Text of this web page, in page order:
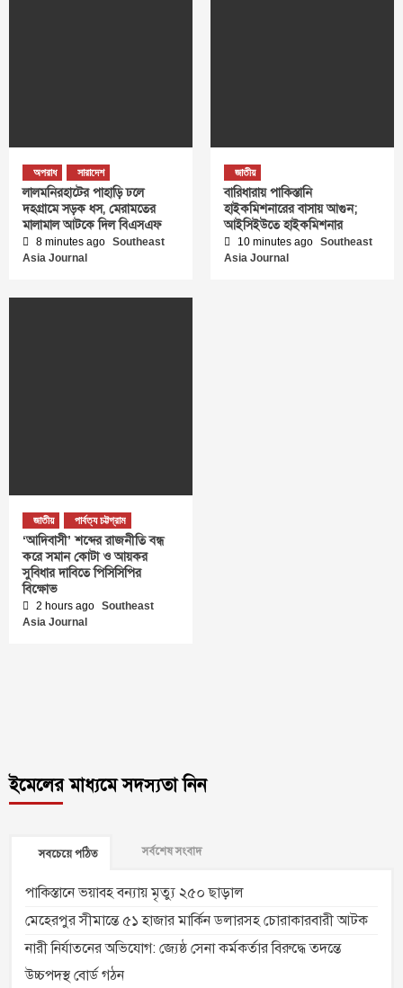
অপরাধ সারাদেশ
লালমনিরহাটের পাহাড়ি ঢলে
দহগ্রামে সড়ক ধস, মেরামতের
মালামাল আটকে দিল বিএসএফ
8 minutes ago Southeast
Asia Journal
জাতীয়
বারিধারায় পাকিস্তানি
হাইকমিশনারের বাসায় আগুন;
আইসিইউতে হাইকমিশনার
10 minutes ago Southeast
Asia Journal
জাতীয় পার্বত্য চট্টগ্রাম
‘আদিবাসী’ শব্দের রাজনীতি বন্ধ
করে সমান কোটা ও আয়কর
সুবিধার দাবিতে পিসিসিপির
বিক্ষোভ
2 hours ago Southeast
Asia Journal
ইমেলের মাধ্যমে সদস্যতা নিন
সবচেয়ে পঠিত সর্বশেষ সংবাদ
পাকিস্তানে ভয়াবহ বন্যায় মৃত্যু ২৫০ ছাড়াল
মেহেরপুর সীমান্তে ৫১ হাজার মার্কিন ডলারসহ চোরাকারবারী আটক
নারী নির্যাতনের অভিযোগ: জ্যেষ্ঠ সেনা কর্মকর্তার বিরুদ্ধে তদন্তে
উচ্চপদস্থ বোর্ড গঠন